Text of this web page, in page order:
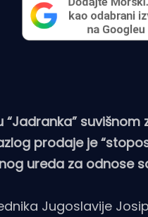
prodaje je
ureda za odnose
Jugoslavije